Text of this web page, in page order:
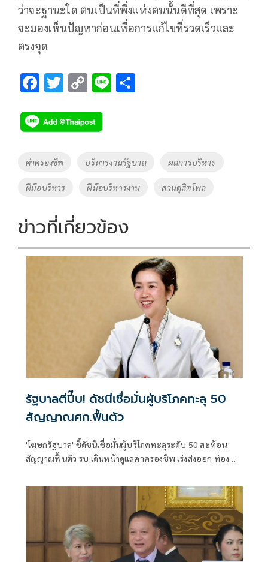
ว่าจะฐานะใด ตนเป็นที่พึ่งแห่งตนนั้นดีที่สุด เพราะ
จะมองเห็นปัญหาก่อนเพื่อการแก้ไขที่รวดเร็วและ
ตรงจุด
F
e
b
o
o
k
T
tt
er
C
p
y
Li
n
k
Li
Tags
ค่าครองชีพ บริหารงานรัฐบาล ผลการบริหาร
ฝีมือบริหาร ฝีมือบริหารงาน สวนดุสิตโพล
ข่าวที่เกี่ยวข้อง
รัฐบาลตีปี๊บ! ดัชนีเชื่อมั่นผู้บริโภคทะลุ 50
สัญญาณศก.ฟื้นตัว
'โฆษกรัฐบาล' ชี้ดัชนีเชื่อมั่นผู้บริโภคทะลุระดับ 50 สะท้อน
สัญญาณฟื้นตัว รบ.เดินหน้าดูแลค่าครองชีพ เร่งส่งออก ท่อง